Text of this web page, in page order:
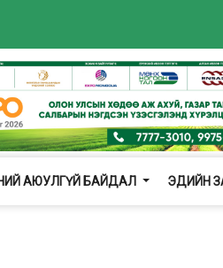
АЮУЛГҮЙ БАЙДАЛ ЭДИЙН